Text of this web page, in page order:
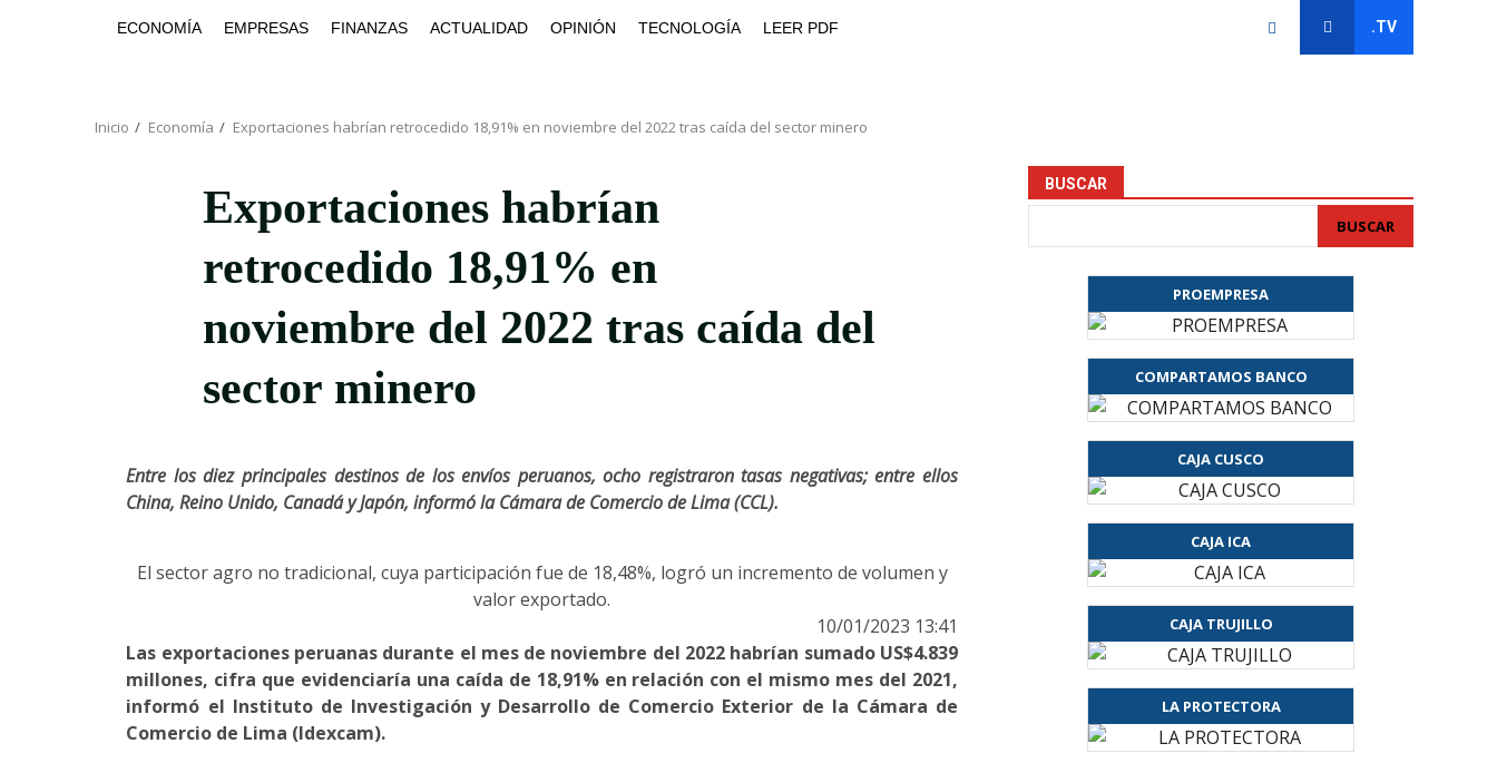
ECONOMÍA EMPRESAS FINANZAS ACTUALIDAD OPINIÓN TECNOLOGÍA LEER PDF .TV
Inicio Economía Exportaciones habrían retrocedido 18,91% en noviembre del 2022 tras caída del sector minero
Exportaciones habrían
retrocedido 18,91% en
noviembre del 2022 tras caída del
sector minero
Entre los diez principales destinos de los envíos peruanos, ocho registraron tasas negativas; entre ellos
China, Reino Unido, Canadá y Japón, informó la Cámara de Comercio de Lima (CCL).
El sector agro no tradicional, cuya participación fue de 18,48%, logró un incremento de volumen y
valor exportado.
10/01/2023 13:41
Las exportaciones peruanas durante el mes de noviembre del 2022 habrían sumado US$4.839
millones, cifra que evidenciaría una caída de 18,91% en relación con el mismo mes del 2021,
informó el Instituto de Investigación y Desarrollo de Comercio Exterior de la Cámara de
Comercio de Lima (Idexcam).
BUSCAR
BUSCAR
PROEMPRESA
COMPARTAMOS BANCO
CAJA CUSCO
CAJA ICA
CAJA TRUJILLO
LA PROTECTORA